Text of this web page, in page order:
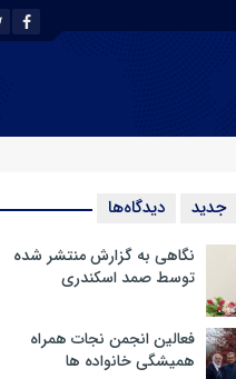
جدید دیدگاه‌ها
نگاهی به گزارش منتشر شده
توسط صمد اسکندری
فعالین انجمن نجات همراه
همیشگی خانواده ها